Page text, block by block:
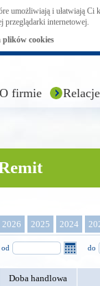
umożliwiają i ułatwiają Ci
przeglądarki internetowej.
plików cookies
O firmie
2026 2025 2024
od do
Doba handlowa